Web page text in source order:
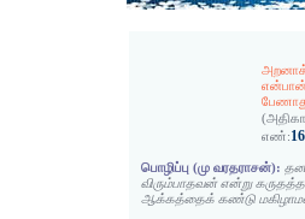
எண்:
பொழிப்பு (மு வரதராசன்):
விரும்பாதவன் என்று
ஆக்கத்தைக் கண்டு